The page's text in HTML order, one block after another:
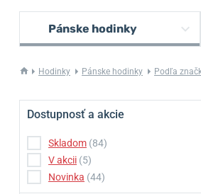
Pánske hodinky
Hodinky Pánske hodinky Podľa
Dostupnosť a akcie
Skladom (84)
V akcii (5)
Novinka (44)